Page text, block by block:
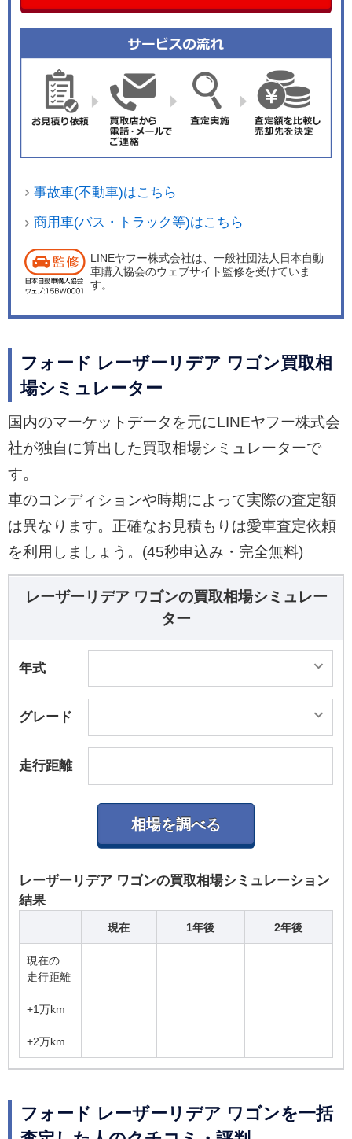
事故車(不動車)はこちら
商用車(バス・トラック等)はこちら
LINEヤフー株式会社は、一般社団法人日本自動
車購入協会のウェブサイト監修を受けていま
す。
フォード レーザーリデア ワゴン買取相
場シミュレーター
国内のマーケットデータを元にLINEヤフー株式会
社が独自に算出した買取相場シミュレーターで
す。
車のコンディションや時期によって実際の査定額
は異なります。正確なお見積もりは愛車査定依頼
を利用しましょう。(45秒申込み・完全無料)
レーザーリデア ワゴンの買取相場シミュレー
ター
年式
グレード
走行距離
レーザーリデア ワゴンの買取相場シミュレーション
結果
現在 1年後 2年後
現在の
走行距離
+1万km
+2万km
フォード レーザーリデア ワゴンを一括